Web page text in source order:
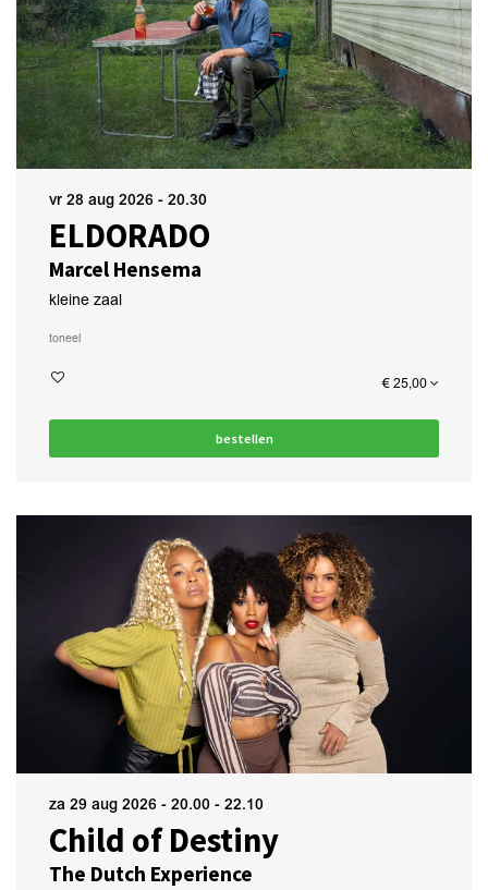
ELDORADO
Marcel Hensema
vr 28 aug 2026 - 20.30
kleine zaal
toneel
€ 25,00
bestellen
Child of Destiny
The Dutch Experience
za 29 aug 2026 - 20.00 - 22.10